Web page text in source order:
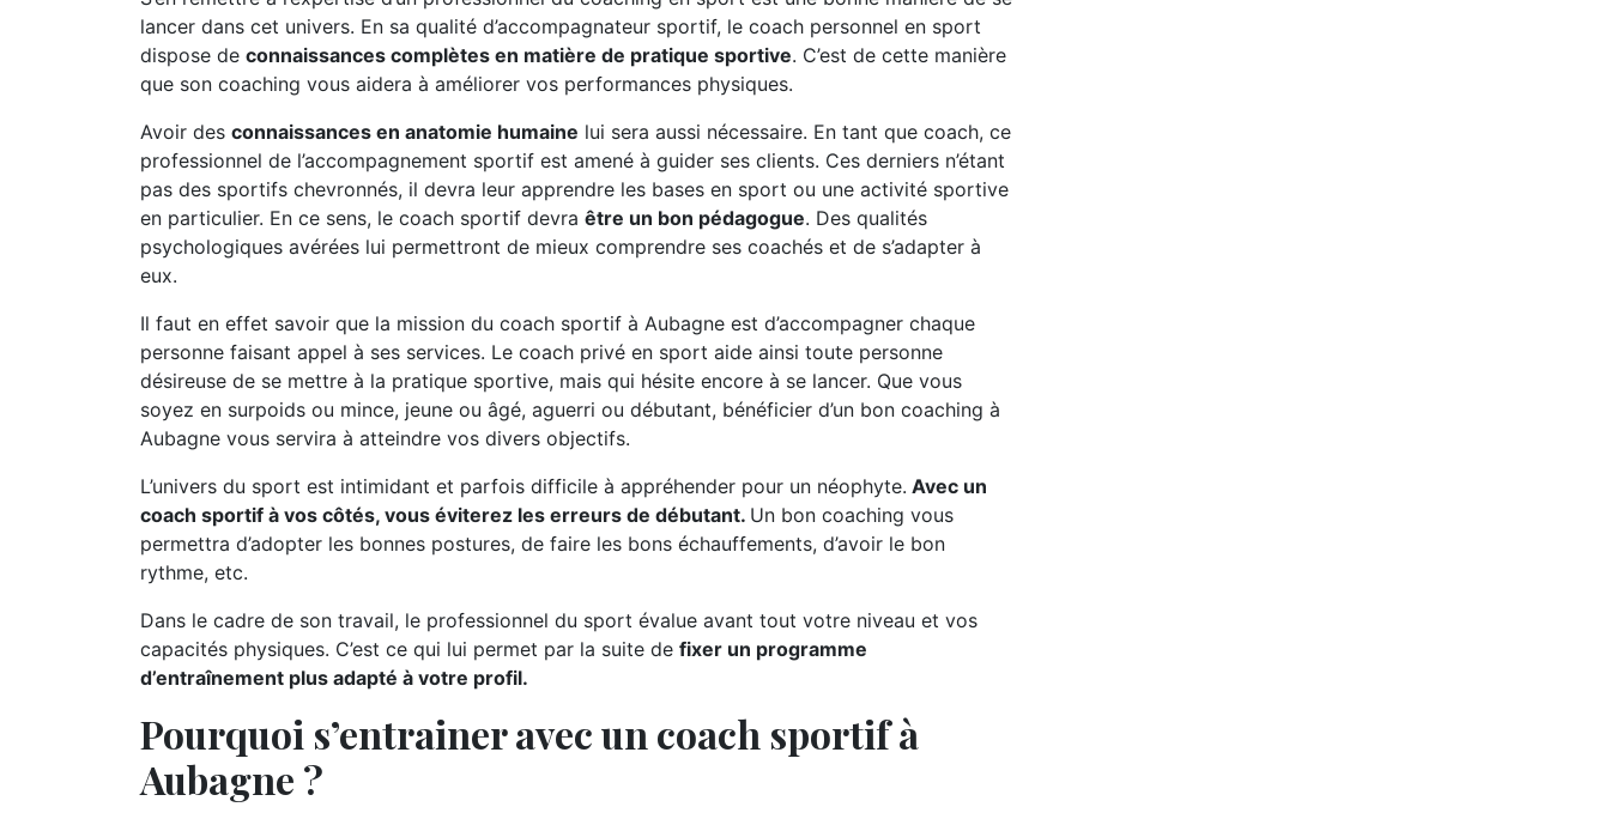
lancer dans cet univers. En sa qualité d’accompagnateur sportif, le coach personnel en sport
dispose de connaissances complètes en matière de pratique sportive. C’est de cette manière
que son coaching vous aidera à améliorer vos performances physiques.
Avoir des connaissances en anatomie humaine lui sera aussi nécessaire. En tant que coach, ce
professionnel de l’accompagnement sportif est amené à guider ses clients. Ces derniers n’étant
pas des sportifs chevronnés, il devra leur apprendre les bases en sport ou une activité sportive
en particulier. En ce sens, le coach sportif devra être un bon pédagogue. Des qualités
psychologiques avérées lui permettront de mieux comprendre ses coachés et de s’adapter à
eux.
Il faut en effet savoir que la mission du coach sportif à Aubagne est d’accompagner chaque
personne faisant appel à ses services. Le coach privé en sport aide ainsi toute personne
désireuse de se mettre à la pratique sportive, mais qui hésite encore à se lancer. Que vous
soyez en surpoids ou mince, jeune ou âgé, aguerri ou débutant, bénéficier d’un bon coaching à
Aubagne vous servira à atteindre vos divers objectifs.
L’univers du sport est intimidant et parfois difficile à appréhender pour un néophyte. Avec un
coach sportif à vos côtés, vous éviterez les erreurs de débutant. Un bon coaching vous
permettra d’adopter les bonnes postures, de faire les bons échauffements, d’avoir le bon
rythme, etc.
Dans le cadre de son travail, le professionnel du sport évalue avant tout votre niveau et vos
capacités physiques. C’est ce qui lui permet par la suite de fixer un programme
d’entraînement plus adapté à votre profil.
Pourquoi s’entrainer avec un coach sportif à
Aubagne ?